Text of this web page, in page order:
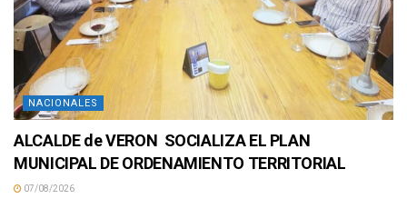
NACIONALES
ALCALDE de VERON SOCIALIZA EL PLAN
MUNICIPAL DE ORDENAMIENTO TERRITORIAL
07/08/2026